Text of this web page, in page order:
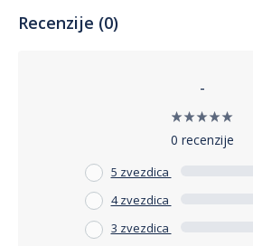
Recenzije (0)
-
0 recenzije
5 zvezdica
4 zvezdica
3 zvezdica